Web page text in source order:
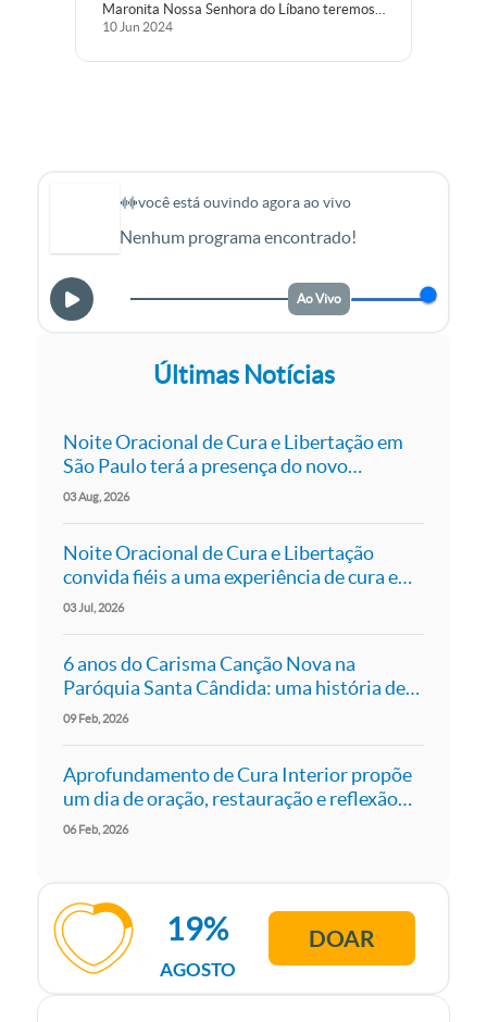
Maronita Nossa Senhora do Líbano teremos
uma tarde oracional com a presença da Irmã
10 Jun 2024
você está ouvindo agora ao vivo
Nenhum programa encontrado!
Ao Vivo
Últimas Notícias
Noite Oracional de Cura e Libertação em
São Paulo terá a presença do novo
presidente da Canção Nova, Pe. Roger Luís
03Aug 2026
Noite Oracional de Cura e Libertação
convida fiéis a uma experiência de cura e
libertação em São Paulo
03Jul 2026
6 anos do Carisma Canção Nova na
Paróquia Santa Cândida: uma história de
fé, comunhão e missão
09 Feb 2026
Aprofundamento de Cura Interior propõe
um dia de oração, restauração e reflexão
em São Paulo
06 Feb 2026
AGOSTO
19% DOAR